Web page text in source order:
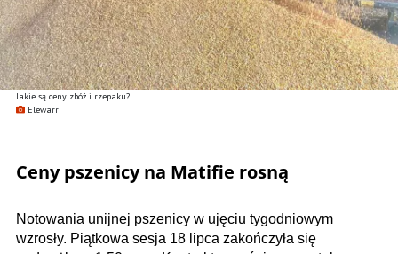
Jakie są ceny zbóż i rzepaku?
Elewarr
Ceny pszenicy na Matifie rosną
Notowania unijnej pszenicy w ujęciu tygodniowym
wzrosły. Piątkowa sesja 18 lipca zakończyła się